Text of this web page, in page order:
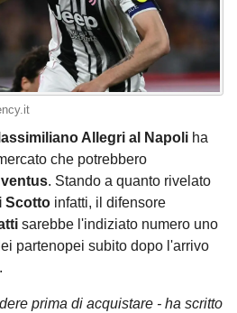
Allegri al Napoli ha
che potrebbero
. Stando a quanto rivelato
Scotto infatti, il difensore
sarebbe l'indiziato numero uno
partenopei subito dopo l'arrivo
prima di acquistare - ha scritto